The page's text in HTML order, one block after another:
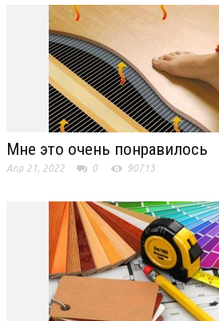
Мне это очень понравилось
Апр 21, 2022 0 90713